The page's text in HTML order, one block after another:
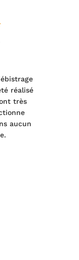
réalisé
très
aucun